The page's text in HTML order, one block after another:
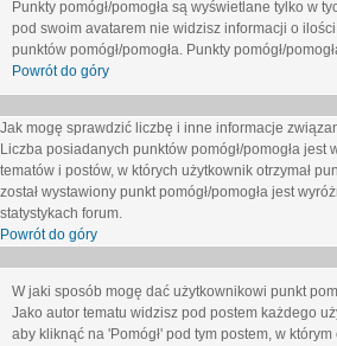
Punkty pomógł/pomogła są wyświetlane tylko w
pod swoim avatarem nie widzisz informacji o
punktów pomógł/pomogła. Punkty pomógł/
Powrót do góry
Jak mogę sprawdzić liczbę i inne informacje
Liczba posiadanych punktów pomógł/pomogła
tematów i postów, w których użytkownik otrzymał
został wystawiony punkt pomógł/pomogła jest
statystykach forum.
Powrót do góry
W jaki sposób mogę dać użytkownikowi punkt
Jako autor tematu widzisz pod postem każdego
aby kliknąć na 'Pomógł' pod tym postem, w